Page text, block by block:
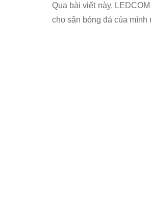
Qua bài viết này,
cho sân bóng đá của mình